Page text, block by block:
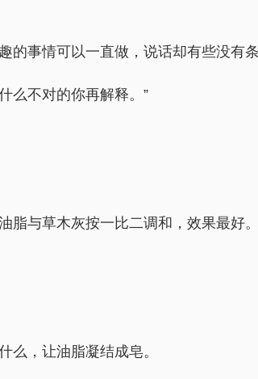
的事情可以一直做，说话却有些没有条
么不对的你再解释。”
脂与草木灰按一比二调和，效果最好。
么，让油脂凝结成皂。